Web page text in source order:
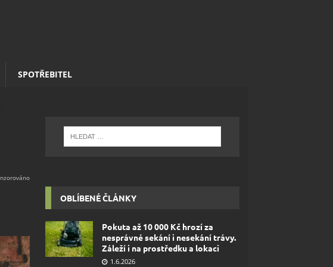
SPOTŘEBITEL
OBLÍBENÉ ČLÁNKY
Pokuta až 10 000 Kč hrozí za
nesprávné sekání i nesekání trávy.
Záleží i na prostředku a lokaci
1.6.2026